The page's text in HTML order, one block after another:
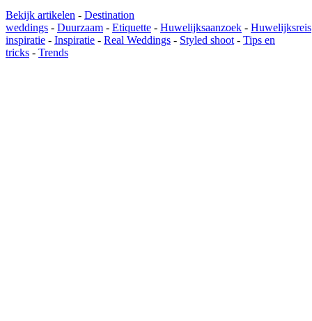
Bekijk artikelen - Destination
weddings - Duurzaam - Etiquette - Huwelijksaanzoek - Huwelijksreis
inspiratie - Inspiratie - Real Weddings - Styled shoot - Tips en
tricks - Trends